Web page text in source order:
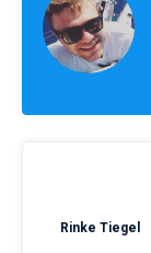
Rinke Tiegel